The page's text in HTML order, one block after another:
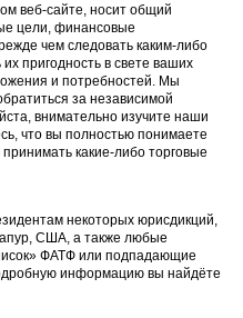
веб-сайте, носит общий
цели, финансовые
чем следовать каким-либо
пригодность в свете ваших
и потребностей. Мы
за независимой
внимательно изучите наши
что вы полностью понимаете
какие-либо торговые
некоторых юрисдикций,
США, а также любые
ФАТФ или подпадающие
информацию вы найдёте